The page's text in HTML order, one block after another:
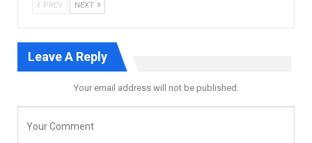
PREV NEXT
Leave A Reply
Your email address will not be published.